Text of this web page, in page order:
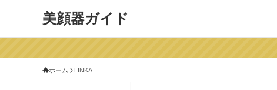
美顔器ガイド
ホーム LINKA